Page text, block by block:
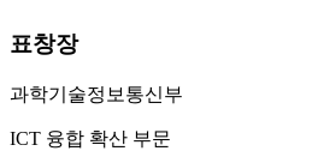
표창장
과학기술정보통신부
ICT 융합 확산 부문